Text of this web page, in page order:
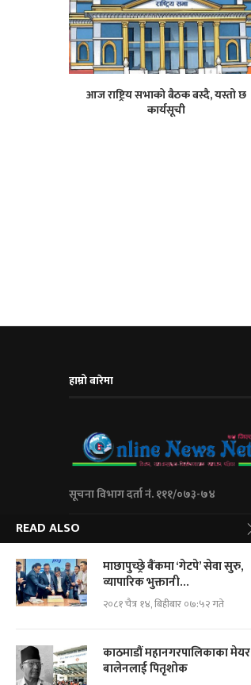
आज राष्ट्रिय सभाको बैठक बस्दै, यस्तो छ
कार्यसूची
हाम्रो बारेमा
सूचना विभाग दर्ता नं. १११/०७३-७४
City Express Media Pvt. Ltd
Kalanki-14 Kathmandu, Nepal
+977 01 5234623/ 9851046267
For Adv.: cityemedia@gmail.com
READ ALSO
माछापुच्छ्रे बैंकमा ‘गेटपे’ सेवा सुरु,
व्यापारिक भुक्तानी...
२०८१ चैत्र १४, बिहीबार ०७:५२ गते
काठमाडौं महानगरपालिकाका मेयर
बालेनलाई पितृशोक